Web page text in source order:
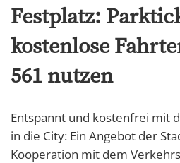
Festplatz:
kostenlose
561 nutzen
Entspannt und kostenfrei mit
in die City: Ein Angebot der
Kooperation mit dem